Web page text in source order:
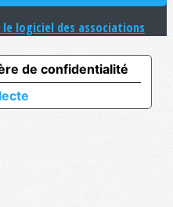
le logiciel des associations
de confidentialité